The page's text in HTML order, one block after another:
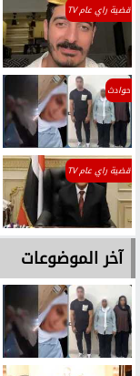
قضية راي عام TV
حوادث
قضية راي عام TV
آخر الموضوعات